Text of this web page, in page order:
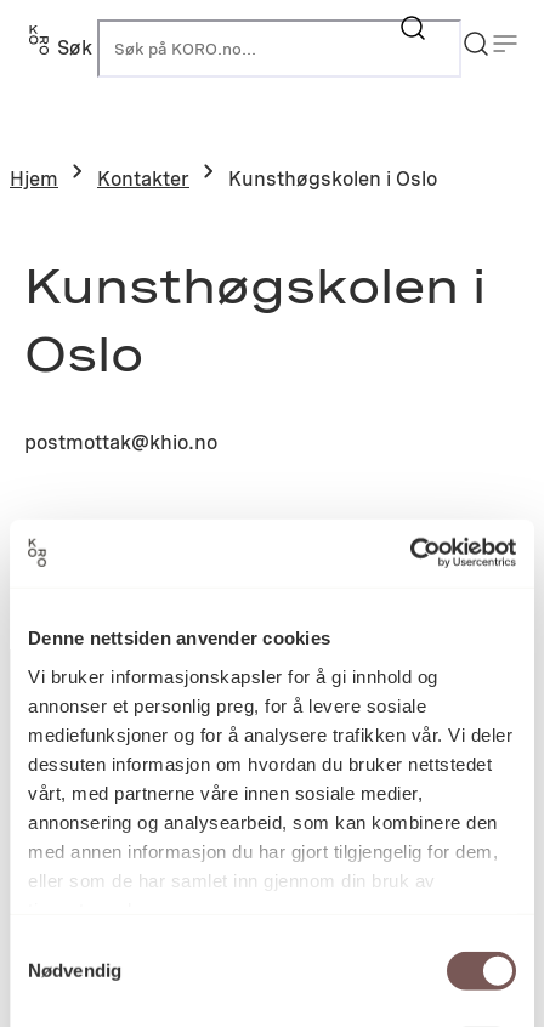
Denne nettsiden anvender cookies
Vi bruker informasjonskapsler for å gi innhold og
annonser et personlig preg, for å levere sosiale
mediefunksjoner og for å analysere trafikken vår. Vi deler
dessuten informasjon om hvordan du bruker nettstedet
vårt, med partnerne våre innen sosiale medier,
annonsering og analysearbeid, som kan kombinere den
med annen informasjon du har gjort tilgjengelig for dem,
eller som de har samlet inn gjennom din bruk av
Nødvendig
Søk
Hjem Kontakter Kunsthøgskolen i Oslo
Kunsthøgskolen i
Oslo
postmottak@khio.no
no003323927 – Kunsthøgskolen i Oslo
Postadresse
Postboks 6994
St. Olavs plass
post@koro.no